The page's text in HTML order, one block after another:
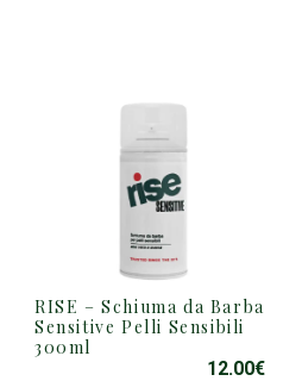
RISE – Schiuma da Barba
Sensitive Pelli Sensibili
300ml
12.00€